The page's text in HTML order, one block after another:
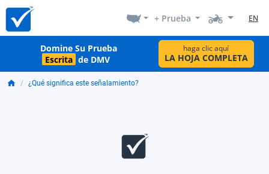
+ Prueba EN
Domine Su Prueba
Escrita de DMV
haga clic aquí
LA HOJA COMPLETA
¿Qué significa este señalamiento?